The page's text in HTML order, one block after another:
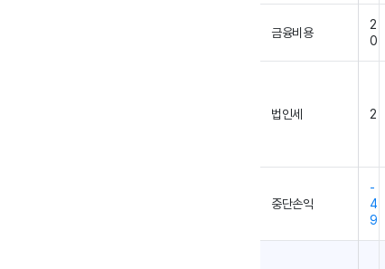
금융비용
2
0
법인세 2
중단손익
-
4
9